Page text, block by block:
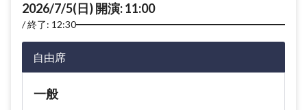
2026/7/5(日) 開演: 11:00
終了: 12:30
自由席
一般